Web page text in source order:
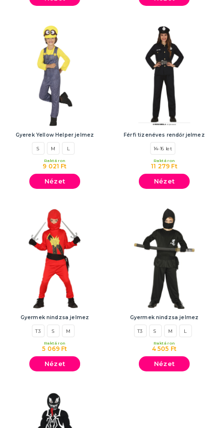
Gyerek Yellow Helper jelmez
S M L
9 021 Ft
Raktáron
Nézet
Férfi tizenéves rendőr jelmez
14-16 let
11 279 Ft
Raktáron
Nézet
Gyermek nindzsa jelmez
T3 S M
5 069 Ft
Raktáron
Nézet
Gyermek nindzsa jelmez
T3 S M L
4 505 Ft
Raktáron
Nézet